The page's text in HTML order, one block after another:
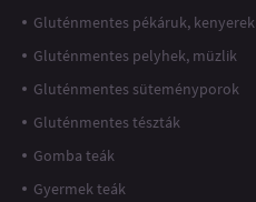
Gluténmentes pékáruk, kenyerek
Gluténmentes pelyhek, müzlik
Gluténmentes süteményporok
Gluténmentes tészták
Gomba teák
Gyermek teák